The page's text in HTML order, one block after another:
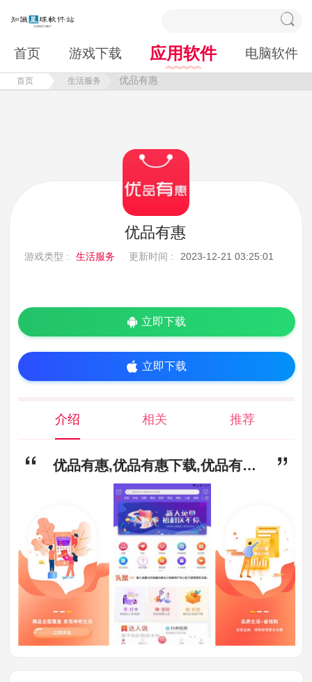
首页 游戏下载 应用软件 电脑软件
首页 生活服务 优品有惠
优品有惠
游戏类型 : 生活服务 更新时间 : 2023-12-21 03:25:01
立即下载
立即下载
介绍 相关 推荐
优品有惠,优品有惠下载,优品有惠APP下载安装官网版